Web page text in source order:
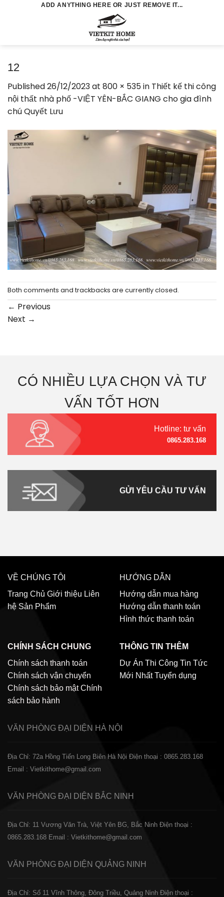
ADD ANYTHING HERE OR JUST REMOVE IT...
12
Published26/12/2023at 800 × 535in Thiết kế thi công
nội thất nhà phố -VIỆT YÊN-BẮC GIANG cho gia đình
chú Quyết Lưu
Both comments and trackbacks are currently closed.
← Previous
Next →
CÓ NHIỀU LỰA CHỌN VÀ TƯ
VẤN TỐT HƠN
Hotline: tư vấn
0865.283.168
GỬI YÊU CẦU TƯ VẤN
VỀ CHÚNG TÔI
Trang Chủ Giới thiệu Liên
hệ Sản Phẩm
HƯỚNG DẪN
Hướng dẫn mua hàng
Hướng dẫn thanh toán
Hình thức thanh toán
CHÍNH SÁCH CHUNG
Chính sách thanh toán
Chính sách vận chuyển
Chính sách bảo mật Chính
sách bảo hành
THÔNG TIN THÊM
Dự Án Thi Công Tin Tức
Mới Nhất Tuyển dụng
VĂN PHÒNG ĐẠI DIỆN HÀ NỘI
Địa Chỉ: 72a Hồng Tiến Long Biên Hà Nội Điện thoại : 0865.283.168
Email : Vietkithome@gmail.com
VĂN PHÒNG ĐẠI DIỆN BẮC NINH
Địa Chỉ: 11 Vương Văn Trà, Việt Yên BG, Bắc Ninh Điện thoại :
0865.283.168 Email : Vietkithome@gmail.com
VĂN PHÒNG ĐẠI DIỆN QUẢNG NINH
Địa Chỉ: Số 11 Vĩnh Thông, Đông Triều, Quảng Ninh Điện thoại :